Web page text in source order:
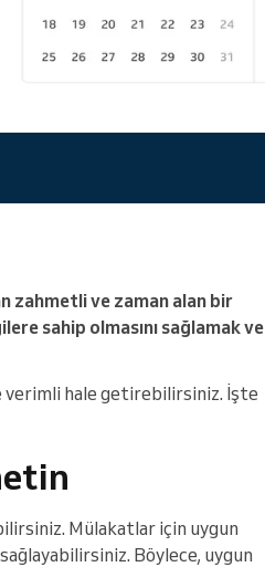
zahmetli ve zaman alan bir
sahip olmasını sağlamak ve
verimli hale getirebilirsiniz. İşte
Mülakatlar için uygun
Böylece, uygun